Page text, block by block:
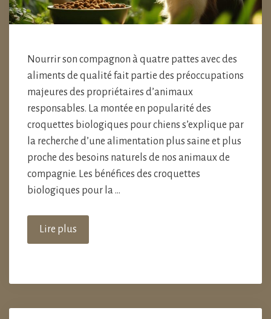
Nourrir son compagnon à quatre pattes avec des
aliments de qualité fait partie des préoccupations
majeures des propriétaires d’animaux
responsables. La montée en popularité des
croquettes biologiques pour chiens s’explique par
la recherche d’une alimentation plus saine et plus
proche des besoins naturels de nos animaux de
compagnie. Les bénéfices des croquettes
biologiques pour la …
Lire plus